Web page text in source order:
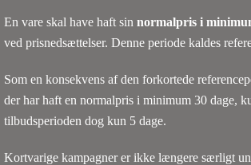
En vare skal have haft sin normalpris i
ved prisnedsættelser. Denne periode kaldes
Som en konsekvens af den forkortede
der har haft en normalpris i minimum 30 dage,
tilbudsperioden dog kun 5 dage.
Kortvarige kampagner er ikke længere særligt